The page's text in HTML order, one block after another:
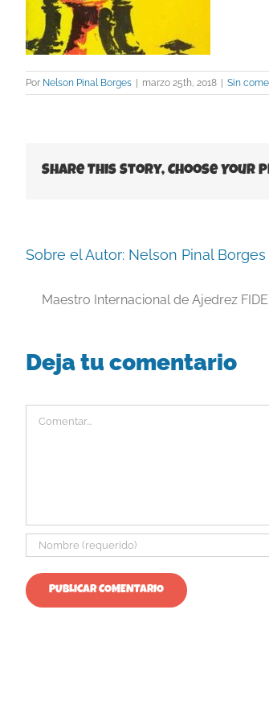
Por Nelson Pinal Borges | marzo 25th, 2018 | Sin
Share This Story, Choose Your
Sobre el Autor: Nelson Pinal Borges
Maestro Internacional de Ajedrez
Deja tu comentario